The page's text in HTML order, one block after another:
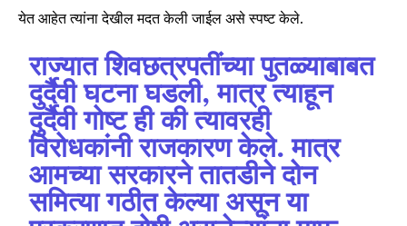
येत आहेत त्यांना देखील मदत केली जाईल असे स्पष्ट केले.
राज्यात शिवछत्रपतींच्या पुतळ्याबाबत
दुर्दैवी घटना घडली, मात्र त्याहून
दुर्दैवी गोष्ट ही की त्यावरही
विरोधकांनी राजकारण केले. मात्र
आमच्या सरकारने तातडीने दोन
समित्या गठीत केल्या असून या